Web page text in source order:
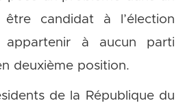
candidat à l’élection
appartenir à aucun parti
deuxième position.
de la République du